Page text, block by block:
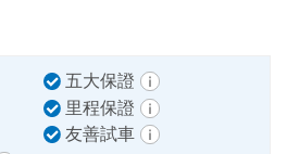
五大保證
里程保證
友善試車